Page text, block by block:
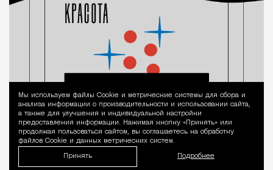
Уведомление
Мы используем файлы Сookie и метрические системы для сбора и
анализа информации о производительности и использовании сайта,
а также для улучшения и индивидуальной настройки
предоставления информации. Нажимая кнопку «Принять» или
продолжая пользоваться сайтом, вы соглашаетесь на обработку
файлов Cookie и данных метрических систем.
Принять Подробнее